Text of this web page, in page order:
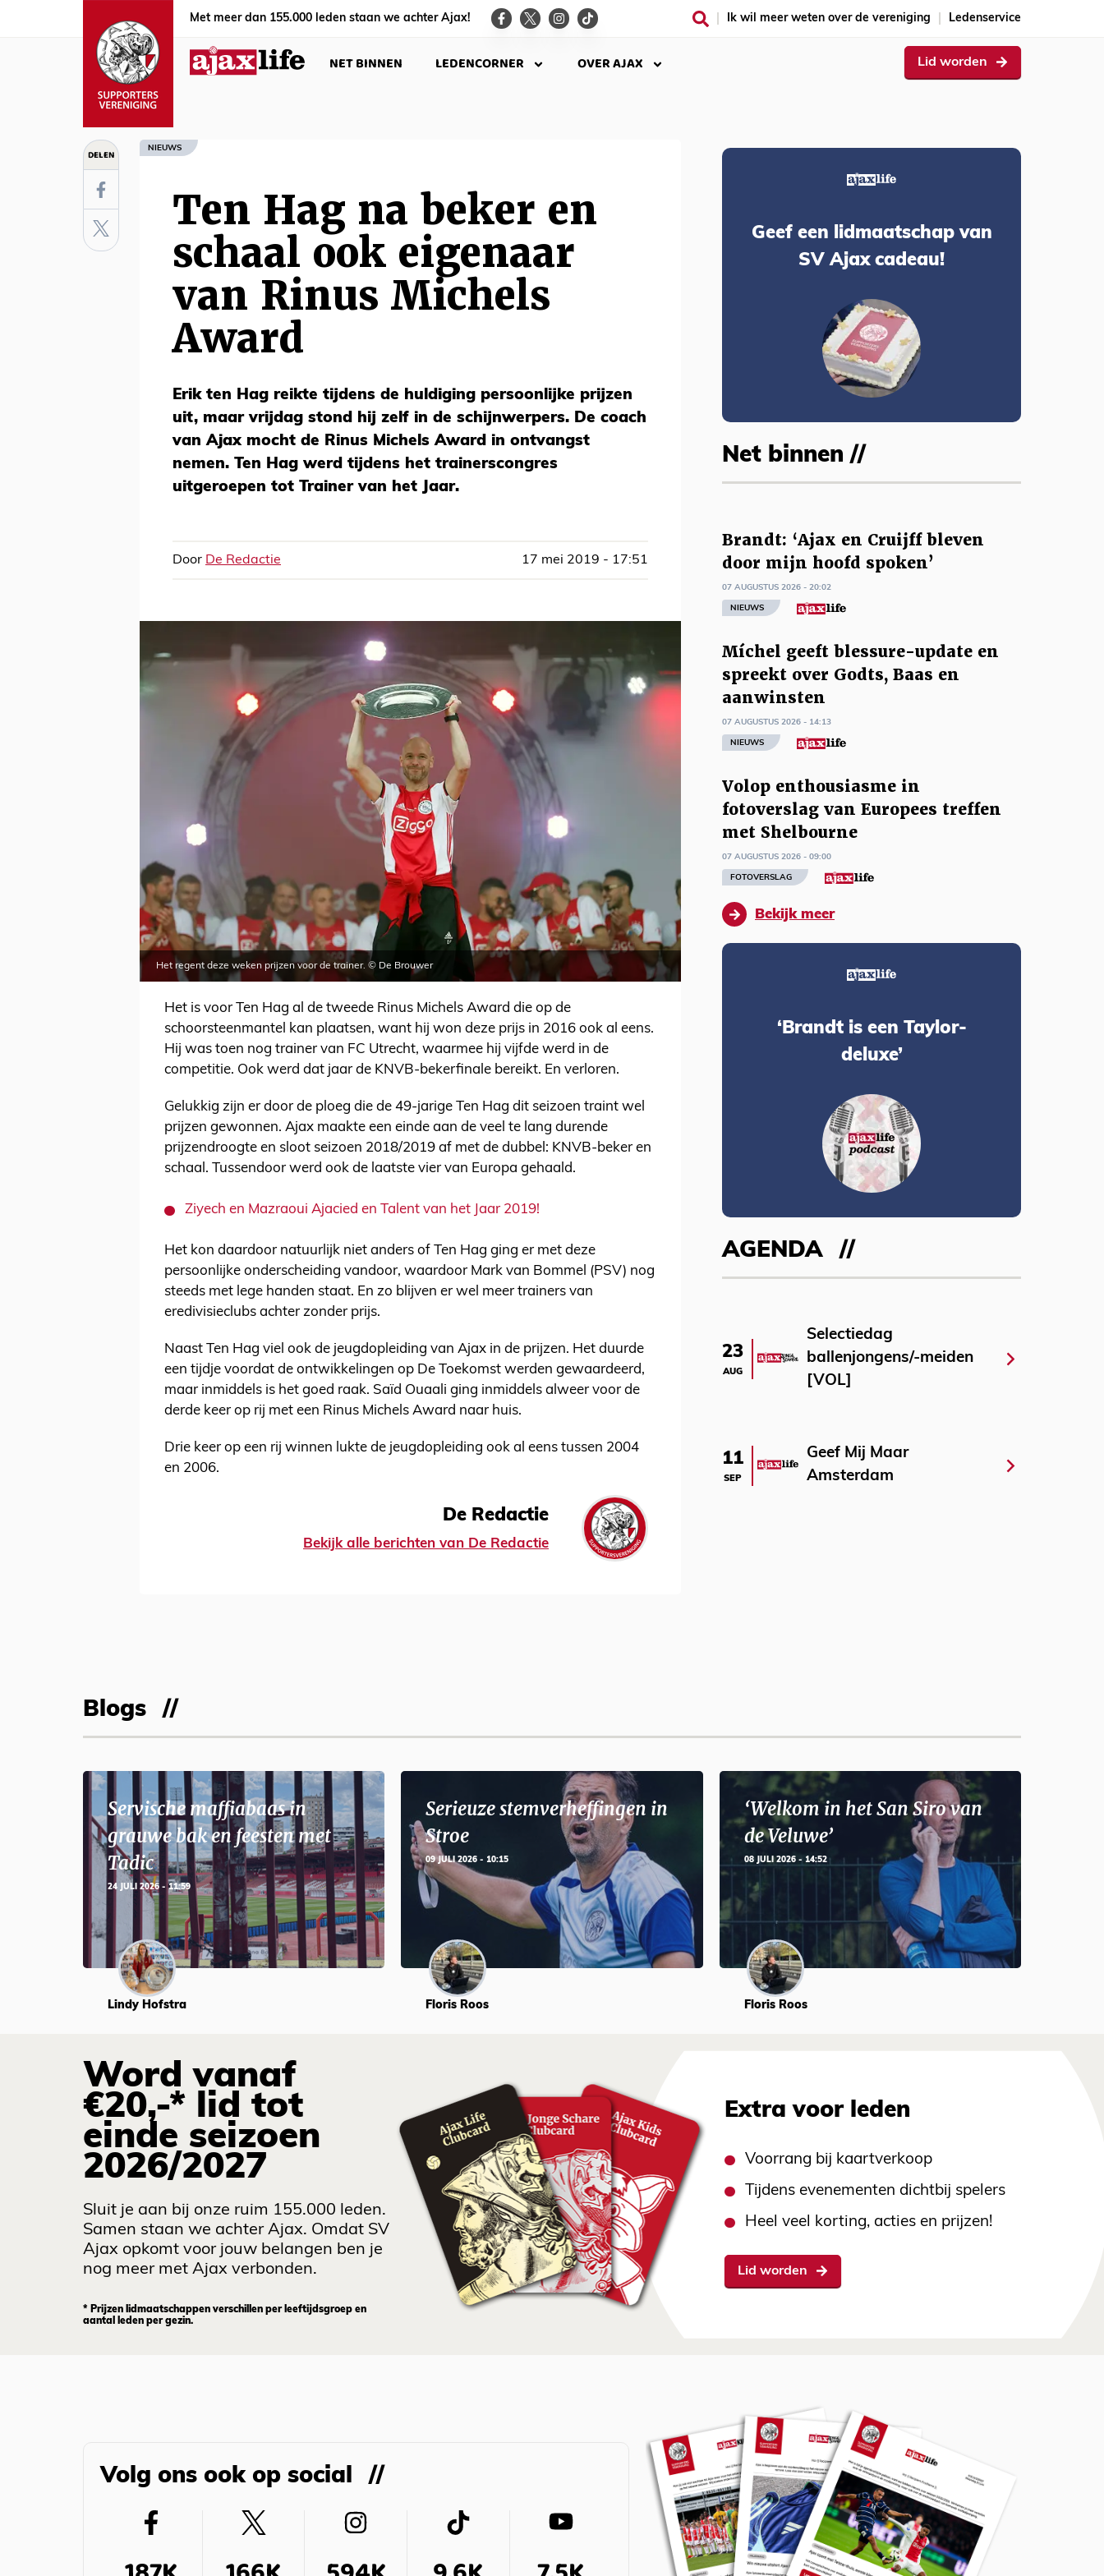
Met meer dan 155.000 leden staan we achter Ajax! Ik wil meer weten over de vereniging Ledenservice
NET BINNEN LEDENCORNER OVER AJAX Lid worden
DELEN NIEUWS
Ten Hag na beker en
schaal ook eigenaar
van Rinus Michels
Award
Erik ten Hag reikte tijdens de huldiging persoonlijke prijzen
uit, maar vrijdag stond hij zelf in de schijnwerpers. De coach
van Ajax mocht de Rinus Michels Award in ontvangst
nemen. Ten Hag werd tijdens het trainerscongres
uitgeroepen tot Trainer van het Jaar.
Door De Redactie 17 mei 2019 - 17:51
Het regent deze weken prijzen voor de trainer. © De Brouwer
Het is voor Ten Hag al de tweede Rinus Michels Award die op de
schoorsteenmantel kan plaatsen, want hij won deze prijs in 2016 ook al eens.
Hij was toen nog trainer van FC Utrecht, waarmee hij vijfde werd in de
competitie. Ook werd dat jaar de KNVB-bekerfinale bereikt. En verloren.
Gelukkig zijn er door de ploeg die de 49-jarige Ten Hag dit seizoen traint wel
prijzen gewonnen. Ajax maakte een einde aan de veel te lang durende
prijzendroogte en sloot seizoen 2018/2019 af met de dubbel: KNVB-beker en
schaal. Tussendoor werd ook de laatste vier van Europa gehaald.
Ziyech en Mazraoui Ajacied en Talent van het Jaar 2019!
Het kon daardoor natuurlijk niet anders of Ten Hag ging er met deze
persoonlijke onderscheiding vandoor, waardoor Mark van Bommel (PSV) nog
steeds met lege handen staat. En zo blijven er wel meer trainers van
eredivisieclubs achter zonder prijs.
Naast Ten Hag viel ook de jeugdopleiding van Ajax in de prijzen. Het duurde
een tijdje voordat de ontwikkelingen op De Toekomst werden gewaardeerd,
maar inmiddels is het goed raak. Saïd Ouaali ging inmiddels alweer voor de
derde keer op rij met een Rinus Michels Award naar huis.
Drie keer op een rij winnen lukte de jeugdopleiding ook al eens tussen 2004
en 2006.
De Redactie
Bekijk alle berichten van De Redactie
Geef een lidmaatschap van
SV Ajax cadeau!
Net binnen //
Brandt: ‘Ajax en Cruijff bleven
door mijn hoofd spoken’
07 AUGUSTUS 2026 - 20:02
NIEUWS
Míchel geeft blessure-update en
spreekt over Godts, Baas en
aanwinsten
07 AUGUSTUS 2026 - 14:13
NIEUWS
Volop enthousiasme in
fotoverslag van Europees treffen
met Shelbourne
07 AUGUSTUS 2026 - 09:00
FOTOVERSLAG
Bekijk meer
‘Brandt is een Taylor-
deluxe’
AGENDA
23
AUG
Selectiedag
ballenjongens/-meiden
[VOL]
11
SEP
Geef Mij Maar
Amsterdam
Blogs
Servische maffiabaas in
grauwe bak en feesten met
Tadic
24 JULI 2026 - 11:59
Lindy Hofstra
Serieuze stemverheffingen in
Stroe
09 JULI 2026 - 10:15
Floris Roos
‘Welkom in het San Siro van
de Veluwe’
08 JULI 2026 - 14:52
Floris Roos
Word vanaf
€20,-* lid tot
einde seizoen
2026/2027
Sluit je aan bij onze ruim 155.000 leden.
Samen staan we achter Ajax. Omdat SV
Ajax opkomt voor jouw belangen ben je
nog meer met Ajax verbonden.
* Prijzen lidmaatschappen verschillen per leeftijdsgroep en
aantal leden per gezin.
Extra voor leden
Voorrang bij kaartverkoop
Tijdens evenementen dichtbij spelers
Heel veel korting, acties en prijzen!
Lid worden
Volg ons ook op social